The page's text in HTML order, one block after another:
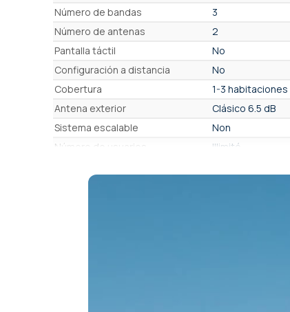
Número de bandas
3
Número de antenas
2
Pantalla táctil
No
Configuración a distancia
No
Cobertura
1-3
Antena exterior
Clásico 6.5 dB
Sistema escalable
Non
Número de usuarios
Illimité
Llamada de